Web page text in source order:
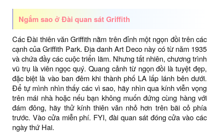
Ngắm sao ở Đài quan sát Griffith
Các Đài thiên văn Griffith nằm trên đỉnh một ngọn đồi trên các
cạnh của Griffith Park. Địa danh Art Deco này có từ năm 1935
và chứa đầy các cuộc triển lãm. Nhưng tất nhiên, chương trình
vũ trụ là viên ngọc quý. Quang cảnh từ ngọn đồi là tuyệt đẹp,
đặc biệt là vào ban đêm khi thành phố LA lấp lánh bên dưới.
Để tự mình nhìn thấy các vì sao, hãy nhìn qua kính viễn vọng
trên mái nhà hoặc nếu bạn không muốn đứng cùng hàng với
đám đông, hãy thử kính thiên văn nhỏ hơn trên bãi cỏ phía
trước. Vào cửa miễn phí. FYI, đài quan sát đóng cửa vào các
ngày thứ Hai.